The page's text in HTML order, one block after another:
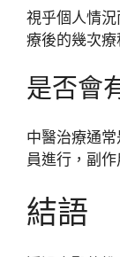
視乎個人情
療後的幾次療
是否會
中醫治療通
員進行，副作
結語